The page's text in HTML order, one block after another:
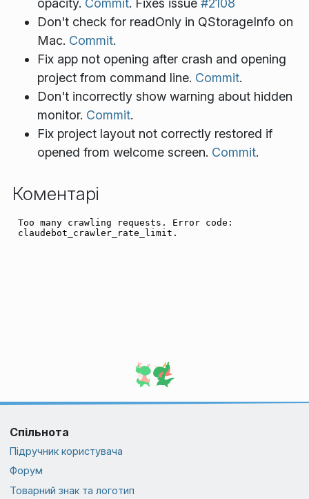
opacity. Commit. Fixes issue #2108
Don't check for readOnly in QStorageInfo on
Mac. Commit.
Fix app not opening after crash and opening
project from command line. Commit.
Don't incorrectly show warning about hidden
monitor. Commit.
Fix project layout not correctly restored if
opened from welcome screen. Commit.
Коментарі
Спільнота
Підручник користувача
Форум
Товарний знак та логотип